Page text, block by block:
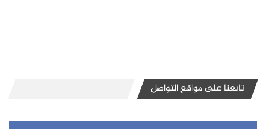
تابعنا على مواقع التواصل